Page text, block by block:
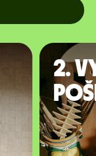
2.